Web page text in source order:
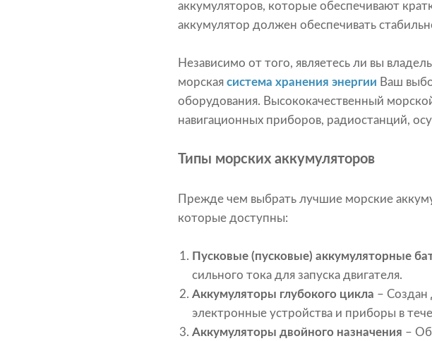
аккумуляторов, которые обеспечивают
аккумулятор должен обеспечивать
Независимо от того, являетесь ли вы
морская система хранения энергии Ваш
оборудования. Высококачественный
навигационных приборов, радиостанций,
Типы морских аккумуляторов
Прежде чем выбрать лучшие морские
которые доступны:
Пусковые (пусковые) аккумуляторные
сильного тока для запуска двигателя.
Аккумуляторы глубокого цикла – Создан
электронные устройства и приборы в
Аккумуляторы двойного назначения –